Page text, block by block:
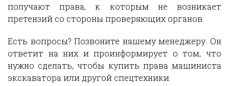
получают права, к которым не возникает
претензий со стороны проверяющих органов.
Есть вопросы? Позвоните нашему менеджеру. Он
ответит на них и проинформирует о том, что
нужно сделать, чтобы купить права машиниста
экскаватора или другой спецтехники.